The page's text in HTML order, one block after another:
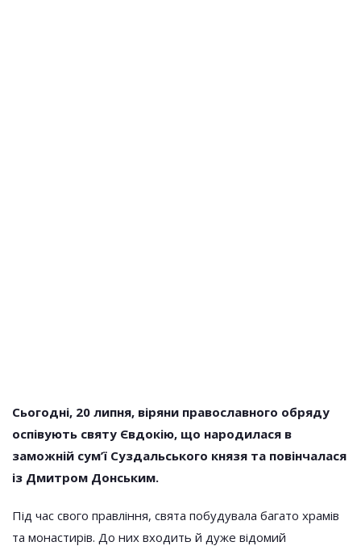
Сьогодні, 20 липня, віряни православного обряду
оспівують святу Євдокію, що народилася в
заможній сум’ї Суздальського князя та повінчалася
із Дмитром Донським.
Під час свого правління, свята побудувала багато храмів
та монастирів. До них входить й дуже відомий